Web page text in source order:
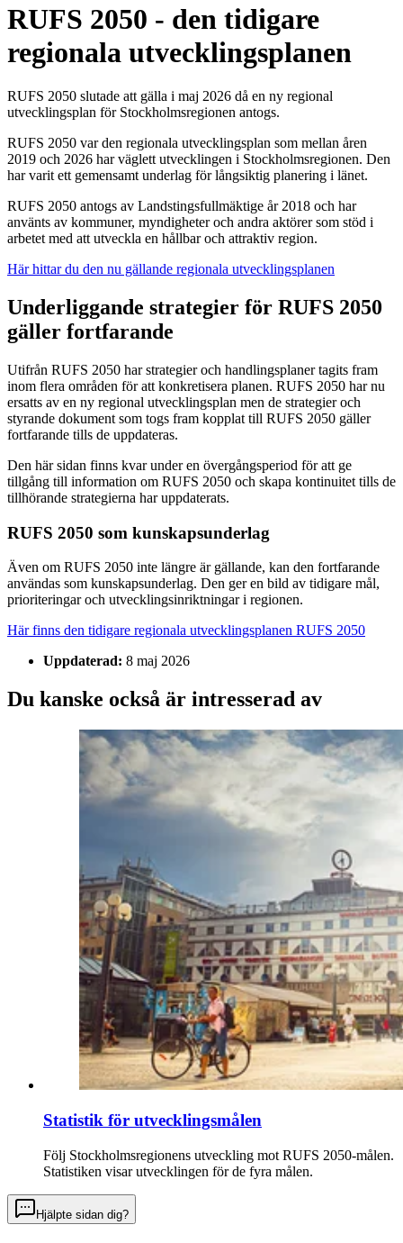
RUFS 2050 - den tidigare
regionala utvecklingsplanen
RUFS 2050 slutade att gälla i maj 2026 då en ny regional
utvecklingsplan för Stockholmsregionen antogs.
RUFS 2050 var den regionala utvecklingsplan som mellan åren
2019 och 2026 har väglett utvecklingen i Stockholmsregionen. Den
har varit ett gemensamt underlag för långsiktig planering i länet.
RUFS 2050 antogs av Landstingsfullmäktige år 2018 och har
använts av kommuner, myndigheter och andra aktörer som stöd i
arbetet med att utveckla en hållbar och attraktiv region.
Här hittar du den nu gällande regionala utvecklingsplanen
Underliggande strategier för RUFS 2050
gäller fortfarande
Utifrån RUFS 2050 har strategier och handlingsplaner tagits fram
inom flera områden för att konkretisera planen. RUFS 2050 har nu
ersatts av en ny regional utvecklingsplan men de strategier och
styrande dokument som togs fram kopplat till RUFS 2050 gäller
fortfarande tills de uppdateras.
Den här sidan finns kvar under en övergångsperiod för att ge
tillgång till information om RUFS 2050 och skapa kontinuitet tills de
tillhörande strategierna har uppdaterats.
RUFS 2050 som kunskapsunderlag
Även om RUFS 2050 inte längre är gällande, kan den fortfarande
användas som kunskaps­underlag. Den ger en bild av tidigare mål,
prioriteringar och utvecklingsinriktningar i regionen.
Här finns den tidigare regionala utvecklingsplanen RUFS 2050
Uppdaterad: 8 maj 2026
Du kanske också är intresserad av
Statistik för utvecklingsmålen
Följ Stockholmsregionens utveckling mot RUFS 2050-målen.
Statistiken visar utvecklingen för de fyra målen.
Hjälpte sidan dig?